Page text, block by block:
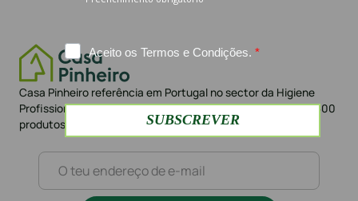
Casa Pinheiro referência em Portugal no sector da Higiene
Profissional há mais de 42 anos. Loja Online com mais de 1.500
produtos e mais de 10.000 clientes